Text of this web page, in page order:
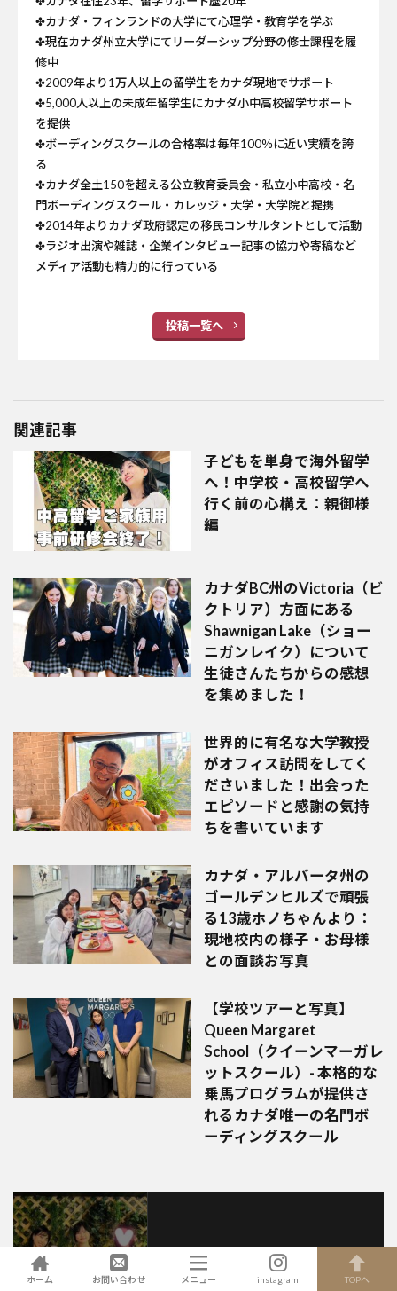
✤カナダ・フィンランドの大学にて心理学・教育学を学ぶ
✤現在カナダ州立大学にてリーダーシップ分野の修士課程を履
修中
✤2009年より1万人以上の留学生をカナダ現地でサポート
✤5,000人以上の未成年留学生にカナダ小中高校留学サポート
を提供
✤ボーディングスクールの合格率は毎年100％に近い実績を誇
る
✤カナダ全土150を超える公立教育委員会・私立小中高校・名
門ボーディングスクール・カレッジ・大学・大学院と提携
✤2014年よりカナダ政府認定の移民コンサルタントとして活動
✤ラジオ出演や雑誌・企業インタビュー記事の協力や寄稿など
メディア活動も精力的に行っている
投稿一覧へ
関連記事
子どもを単身で海外留学
へ！中学校・高校留学へ
行く前の心構え：親御様
編
カナダBC州のVictoria（ビ
クトリア）方面にある
Shawnigan Lake（ショー
ニガンレイク）について
生徒さんたちからの感想
を集めました！
世界的に有名な大学教授
がオフィス訪問をしてく
ださいました！出会った
エピソードと感謝の気持
ちを書いています
カナダ・アルバータ州の
ゴールデンヒルズで頑張
る13歳ホノちゃんより：
現地校内の様子・お母様
との面談お写真
【学校ツアーと写真】
Queen Margaret
School（クイーンマーガレ
ットスクール）- 本格的な
乗馬プログラムが提供さ
れるカナダ唯一の名門ボ
ーディングスクール
最新情報をチェックしよう！
ホーム お問い合わせ メニュー instagram TOPへ